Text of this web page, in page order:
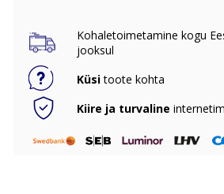
Kohaletoimetamine kogu
jooksul
Küsitoote kohta
Kiire ja turvaline